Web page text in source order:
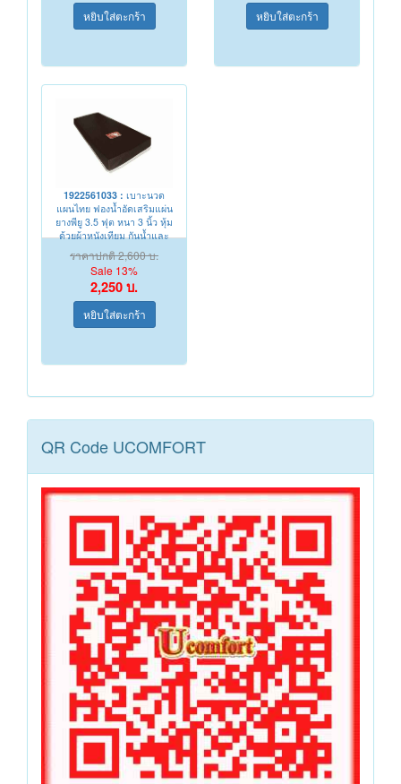
1922561033 : เบาะนวด
แผนไทย ฟองน้ำอัดเสริมแผ่น
ยางพียู 3.5 ฟุต หนา 3 นิ้ว หุ้ม
ด้วยผ้าหนังเทียม กันน้ำและ
ความชื่น
ราคาปกติ 2,600 บ.
Sale 13%
2,250 บ.
QR Code UCOMFORT